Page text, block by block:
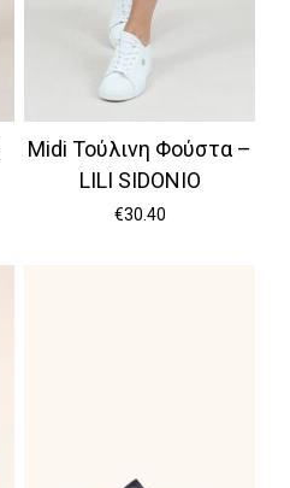
Midi Τούλινη Φούστα –
LILI SIDONIO
€30.40